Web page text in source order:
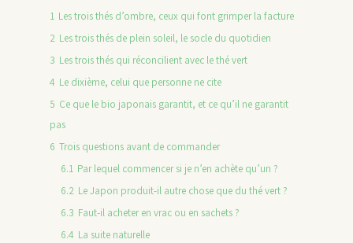
1 Les trois thés d’ombre, ceux qui font grimper la facture
2 Les trois thés de plein soleil, le socle du quotidien
3 Les trois thés qui réconcilient avec le thé vert
4 Le dixième, celui que personne ne cite
5 Ce que le bio japonais garantit, et ce qu’il ne garantit
pas
6 Trois questions avant de commander
6.1 Par lequel commencer si je n’en achète qu’un ?
6.2 Le Japon produit-il autre chose que du thé vert ?
6.3 Faut-il acheter en vrac ou en sachets ?
6.4 La suite naturelle